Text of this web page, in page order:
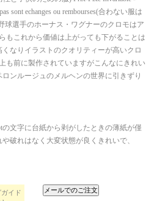
sont echanges ou rembourses(合わない服は
選手のホーナス・ワグナーのクロモはア
もこれから価値は上がっても下がることは
なりイラストのクオリティーが高いクロ
も前に製作されていますがこんなにきれい
ンルージュのメルヘンの世界に引きずり
文字に台紙から剥がしたときの薄紙が僅
破れはなく大変状態が良くきれいで、
イド